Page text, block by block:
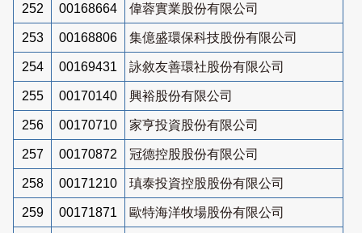
252 00168664 偉蓉實業股份有限公司
253 00168806 集億盛環保科技股份有限公司
254 00169431 詠敘友善環社股份有限公司
255 00170140 興裕股份有限公司
256 00170710 家亨投資股份有限公司
257 00170872 冠德控股股份有限公司
258 00171210 瑱泰投資控股股份有限公司
259 00171871 歐特海洋牧場股份有限公司